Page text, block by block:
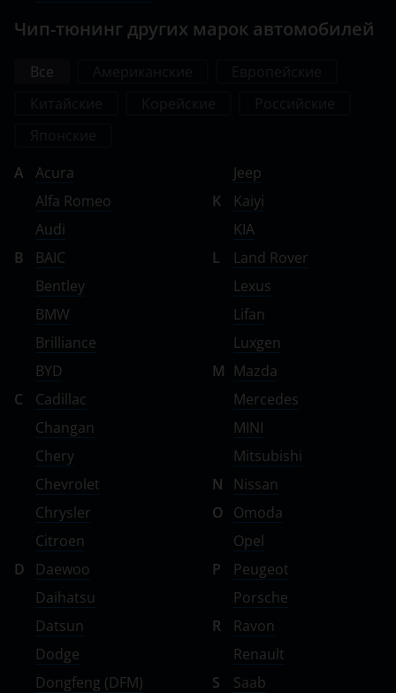
Чип-тюнинг других марок автомобилей
Все
A
Acura
Alfa Romeo
Audi
B
BAIC
Bentley
BMW
Brilliance
BYD
C
Cadillac
Changan
Chery
Chevrolet
Chrysler
Citroen
D
Daewoo
Daihatsu
Datsun
Dodge
Dongfeng (DFM)
Jeep
K
Kaiyi
KIA
L
Land Rover
Lexus
Lifan
Luxgen
M Mazda
Mercedes
MINI
Mitsubishi
N
Nissan
O
Omoda
Opel
P
Peugeot
Porsche
R
Ravon
Renault
S
Saab